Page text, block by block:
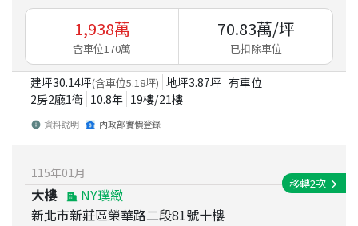
1,938萬
含車位170萬
70.83萬/坪
已扣除車位
建坪30.14坪(含車位5.18坪) 地坪3.87坪 有車位
2房2廳1衛 10.8年 19樓/21樓
資料說明 內政部實價登錄
115年01月
大樓
NY璞緻
新北市新莊區榮華路二段81號十樓
移轉2次